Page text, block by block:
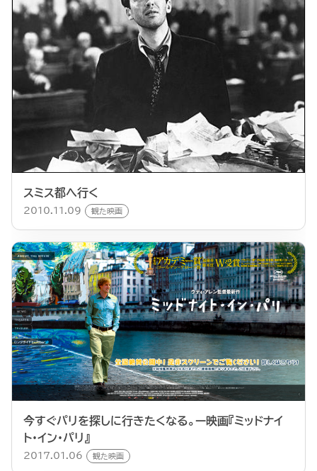
スミス都へ行く
2010.11.09 観た映画
今すぐパリを探しに行きたくなる。ー映画『ミッドナイ
ト・イン・パリ』
2017.01.06 観た映画